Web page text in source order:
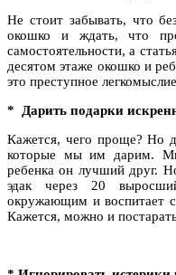
Не стоит забывать, что
окошко и ждать, что
самостоятельности, а
десятом этаже окошко и
это преступное
* Дарить подарки
Кажется, чего проще? Но
которые мы им дарим.
ребенка он лучший друг.
эдак через 20
окружающим и воспитает
Кажется, можно и